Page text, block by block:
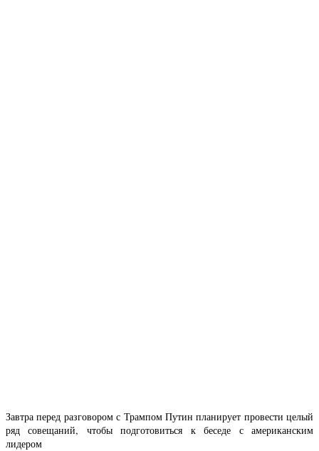
Завтра перед разговором с Трампом Путин планирует провести целый
ряд совещаний, чтобы подготовиться к беседе с американским
лидером